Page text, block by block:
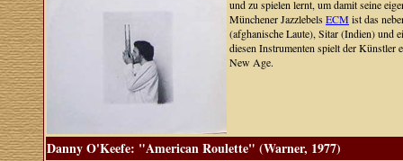
und zu spielen lernt, um damit seine
Münchener JazzlebelsECM ist das
(afghanische Laute), Sitar (Indien) und
diesen Instrumenten spielt der Künstler
New Age.
Danny O'Keefe: "American Roulette" (Warner, 1977)